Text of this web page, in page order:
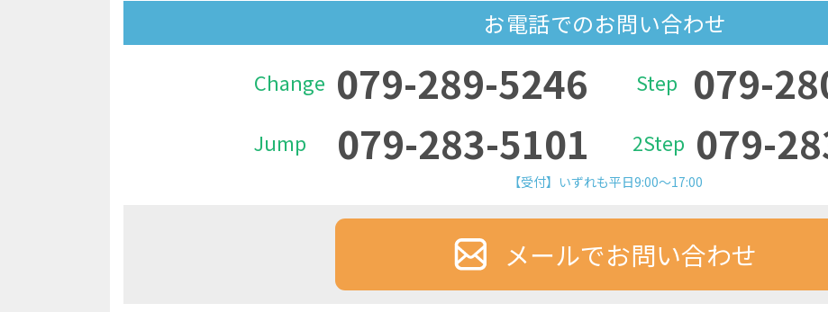
お電話でのお問い合わせ
Change 079-289-5246 Step 079-
Jump 079-283-5101 2Step 079-
【受付】いずれも平日9:00～17:00
メールでお問い合わせ